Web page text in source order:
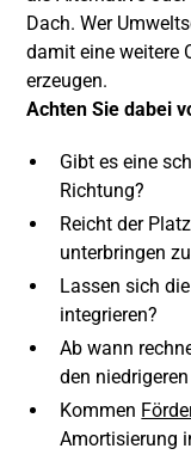
Dach. Wer
damit eine weitere
erzeugen.
Achten Sie dabei
Gibt es eine
Richtung?
Reicht der
unterbringen
Lassen sich
integrieren?
Ab wann
den
Kommen
Amortisierung